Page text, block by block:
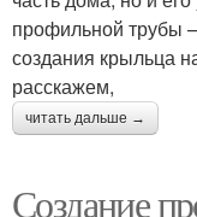
профильной трубы
создания крыльца
расскажем,
читать дальше →
Создание